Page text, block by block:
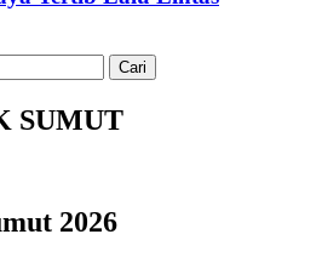
SUMUT
2026